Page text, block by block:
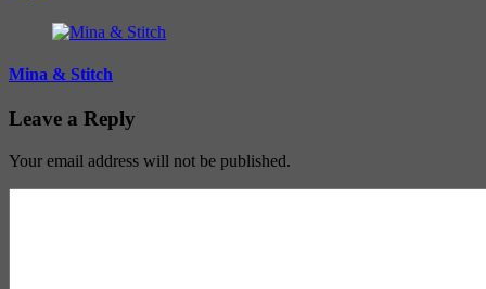
Mina & Stitch
Leave a Reply
Your email address will not be published.